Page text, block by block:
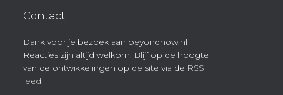
Contact
Dank voor je bezoek aan beyondnow.nl.
Reacties zijn altijd welkom. Blijf op de hoogte
van de ontwikkelingen op de site via de RSS
feed.